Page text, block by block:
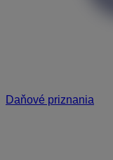
Daňové priznania